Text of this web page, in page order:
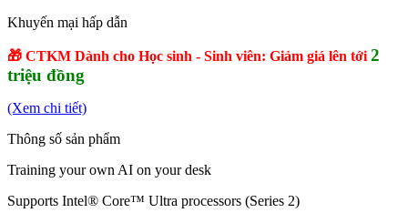
Khuyến mại hấp dẫn
🎁 CTKM Dành cho Học sinh - Sinh viên: Giảm giá lên tới 2
triệu đồng
(Xem chi tiết)
Thông số sản phẩm
Training your own AI on your desk
Supports Intel® Core™ Ultra processors (Series 2)